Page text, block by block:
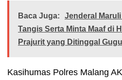
Baca Juga:
Jenderal
Tangis Serta Minta Maaf di
Prajurit yang Ditinggal
Kasihumas Polres Malang